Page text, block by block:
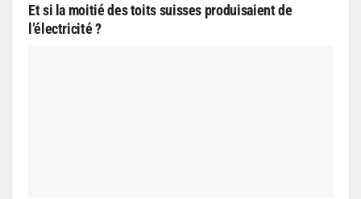
Et si la moitié des toits suisses produisaient de
l’électricité ?